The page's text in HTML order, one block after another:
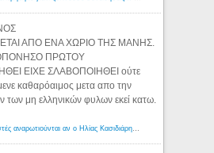
ΑΠΟ ΕΝΑ ΧΩΡΙΟ ΤΗΣ ΜΑΝΗΣ.
ΠΡΩΤΟΥ
ΕΙΧΕ ΣΛΑΒΟΠΟΙΗΘΕΙ ούτε
καθαρόαιμος μετα απο την
των μη ελληνικών φυλων εκεί κατω.
Αμερικανοί ρατσιστές αναρωτιούνται αν ο Ηλίας Κασιδιάρης ανήκει στη λευκή φυλή... - Λόγιος Ερμής